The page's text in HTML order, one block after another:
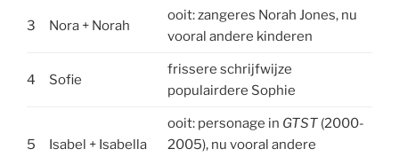
3 Nora + Norah
ooit: zangeres Norah Jones, nu
vooral andere kinderen
4 Sofie
frissere schrijfwijze
populairdere Sophie
5 Isabel + Isabella
ooit: personage in GTST (2000-
2005), nu vooral andere